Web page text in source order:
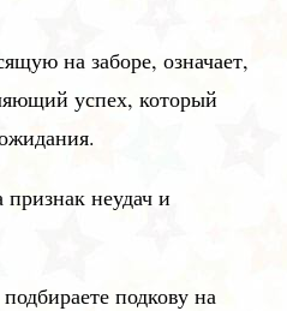
на заборе, означает,
успех, который
неудач и
подкову на